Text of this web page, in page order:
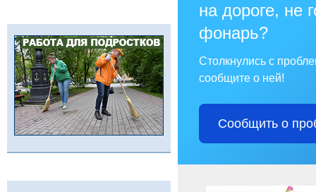
на дороге, не
фонарь?
Столкнулись с
сообщите о ней!
Сообщить о